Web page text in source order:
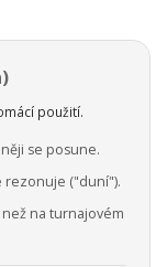
použití.
se posune.
rezonuje ("duní").
na turnajovém